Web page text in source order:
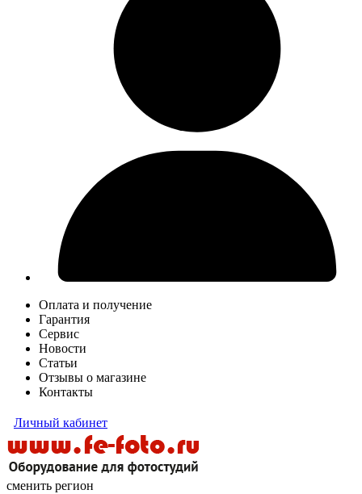
Оплата и получение
Гарантия
Сервис
Новости
Статьи
Отзывы о магазине
Контакты
Личный кабинет
сменить регион